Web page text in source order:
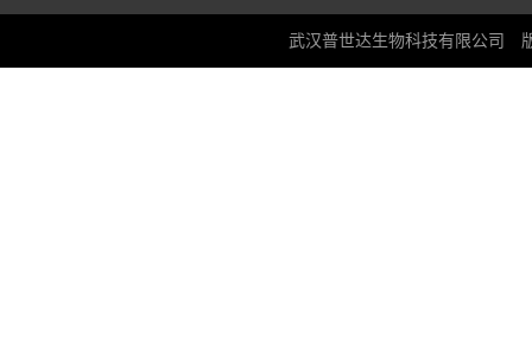
武汉普世达生物科技有限公司